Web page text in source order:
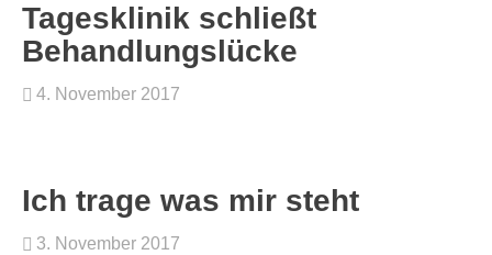
Tagesklinik schließt
Behandlungslücke
4. November 2017
Ich trage was mir steht
3. November 2017